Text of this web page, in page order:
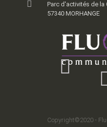
Parc d'activités de la
57340 MORHANGE
Copyright©2020 -